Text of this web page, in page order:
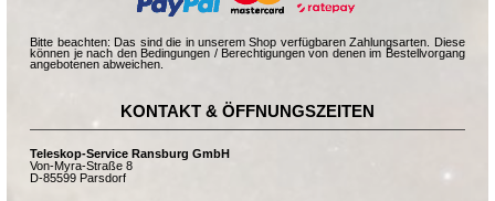
Bitte beachten: Das sind die in unserem Shop verfügbaren Zahlungsarten. Diese
können je nach den Bedingungen / Berechtigungen von denen im Bestellvorgang
angebotenen abweichen.
KONTAKT & ÖFFNUNGSZEITEN
Teleskop-Service Ransburg GmbH
Von-Myra-Straße 8
D-85599 Parsdorf